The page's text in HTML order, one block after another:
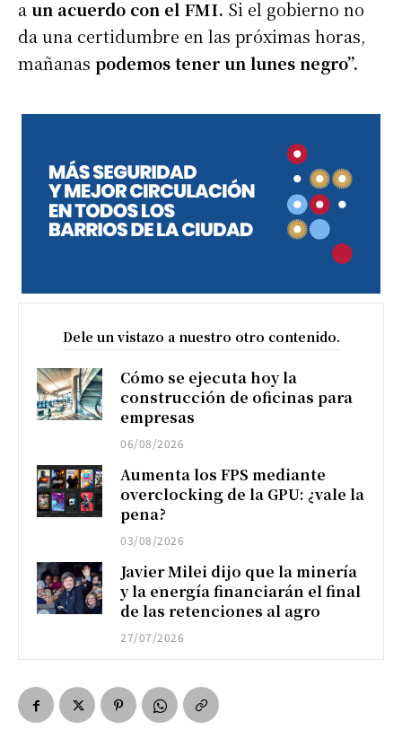
a un acuerdo con el FMI. Si el gobierno no
da una certidumbre en las próximas horas,
mañanas podemos tener un lunes negro”.
Dele un vistazo a nuestro otro contenido.
Cómo se ejecuta hoy la
construcción de oficinas para
empresas
06/08/2026
Aumenta los FPS mediante
overclocking de la GPU: ¿vale la
pena?
03/08/2026
Javier Milei dijo que la minería
y la energía financiarán el final
de las retenciones al agro
27/07/2026